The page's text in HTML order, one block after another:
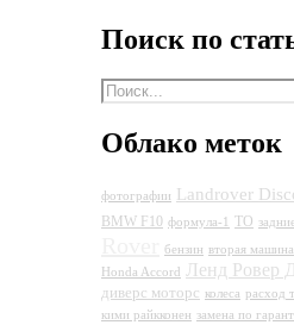
Поиск по
Облако меток
фотографии Landrover
BMW F10 формула-1 ТО
бензин вторая машина
Honda Accord
Ленд Ровер
диверс моторс колеса расход
кими райкконен замена по